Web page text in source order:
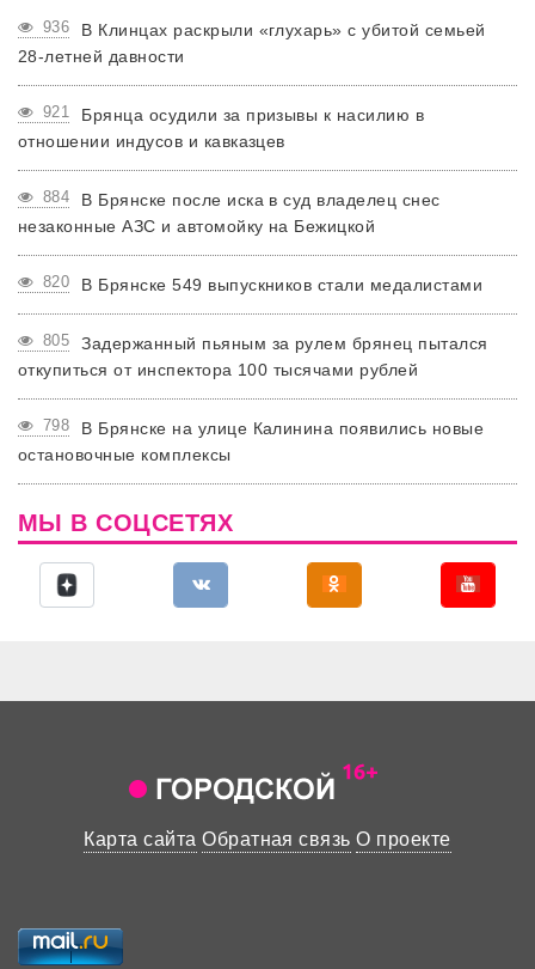
936
В Клинцах раскрыли «глухарь» с убитой семьей
28-летней давности
921
Брянца осудили за призывы к насилию в
отношении индусов и кавказцев
884
В Брянске после иска в суд владелец снес
незаконные АЗС и автомойку на Бежицкой
820 В Брянске 549 выпускников стали медалистами
805
Задержанный пьяным за рулем брянец пытался
откупиться от инспектора 100 тысячами рублей
798
В Брянске на улице Калинина появились новые
остановочные комплексы
МЫ В СОЦСЕТЯХ
Карта сайта Обратная связь О проекте